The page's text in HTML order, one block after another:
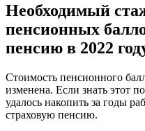
Необходимый
пенсионных
пенсию в 2022
Стоимость пенсионного
изменена. Если знать этот
удалось накопить за годы
страховую пенсию.